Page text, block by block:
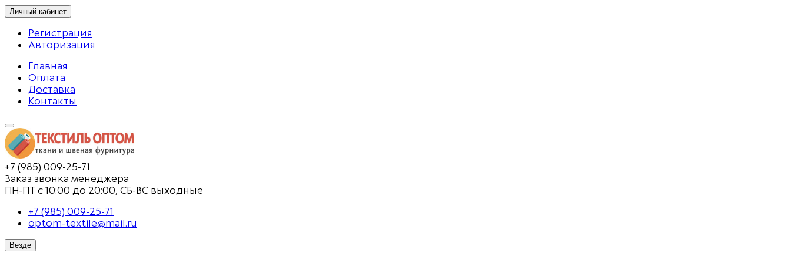
Личный кабинет
Регистрация
Авторизация
Главная
Оплата
Доставка
Контакты
+7 (985) 009-25-71
Заказ звонка менеджера
ПН-ПТ с 10:00 до 20:00, СБ-ВС выходные
+7 (985) 009-25-71
optom-textile@mail.ru
Везде